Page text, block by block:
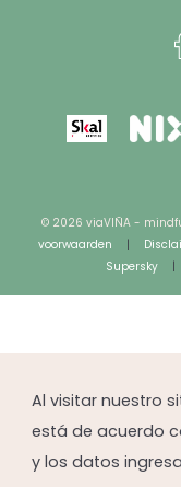
Al visitar nuestro
está de acuerdo
y los datos
© 2026 viaVIÑA -
voorwaarden
|
Supersky
|